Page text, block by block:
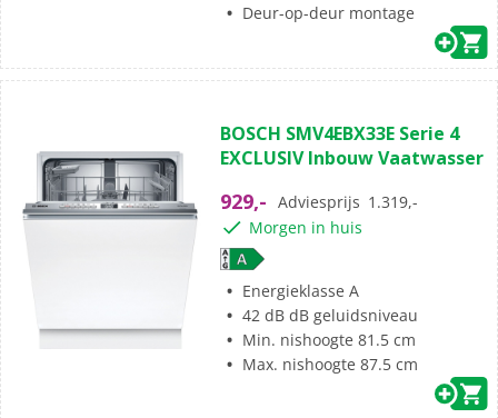
Deur-op-deur montage
BOSCH SMV4EBX33E Serie 4
EXCLUSIV Inbouw Vaatwasser
929,- Adviesprijs 1.319,-
Morgen in huis
Energieklasse A
42 dB dB geluidsniveau
Min. nishoogte 81.5 cm
Max. nishoogte 87.5 cm